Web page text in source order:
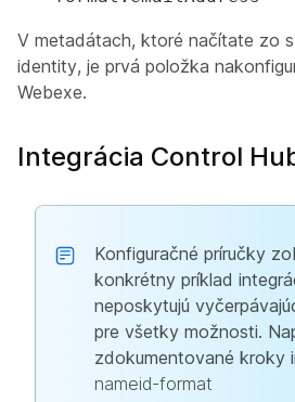
V metadátach, ktoré načítate zo
identity, je prvá položka
Webexe.
Integrácia Control
Konfiguračné príručky
konkrétny príklad
neposkytujú
pre všetky možnosti.
zdokumentované kroky
nameid-format